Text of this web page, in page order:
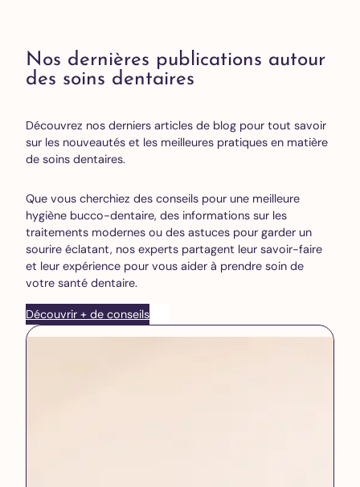
Nos dernières publications autour
des soins dentaires
Découvrez nos derniers articles de blog pour tout savoir
sur les nouveautés et les meilleures pratiques en matière
de soins dentaires.
Que vous cherchiez des conseils pour une meilleure
hygiène bucco-dentaire, des informations sur les
traitements modernes ou des astuces pour garder un
sourire éclatant, nos experts partagent leur savoir-faire
et leur expérience pour vous aider à prendre soin de
votre santé dentaire.
Découvrir + de conseils